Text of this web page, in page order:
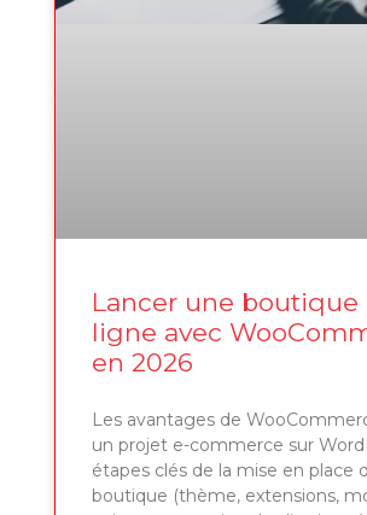
Lancer une boutique
ligne avec
en 2026
Les avantages de
un projet e-commerce sur
étapes clés de la mise en place
boutique (thème, extensions,